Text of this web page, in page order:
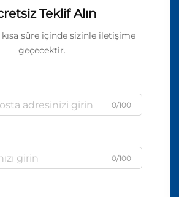
Teklif Alın
süre içinde sizinle iletişime
geçecektir.
0/100
0/100